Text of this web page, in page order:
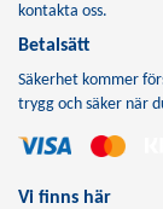
kontakta oss.
Betalsätt
Säkerhet kommer
trygg och säker när
Vi finns här